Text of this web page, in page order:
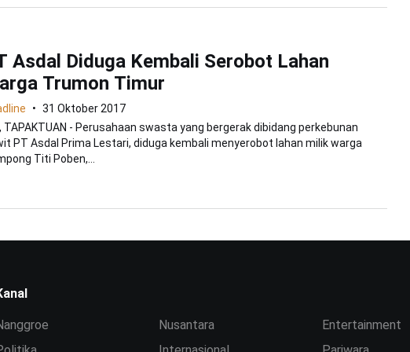
Asdal Diduga Kembali Serobot Lahan
Trumon Timur
31 Oktober 2017
TAPAKTUAN - Perusahaan swasta yang bergerak dibidang perkebunan
PT Asdal Prima Lestari, diduga kembali menyerobot lahan milik warga
Titi Poben,...
Nusantara
Entertainment